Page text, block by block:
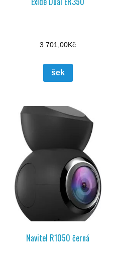
3 701,00Kč
šek
Navitel R1050 černá